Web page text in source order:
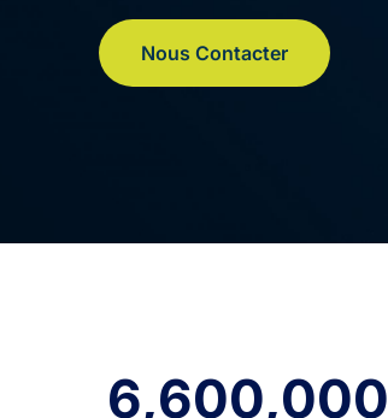
Nous Contacter
6,600,000